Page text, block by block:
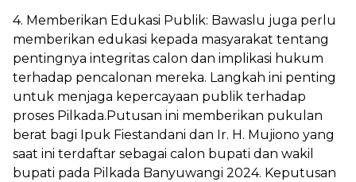
4. Memberikan Edukasi Publik: Bawaslu juga perlu
memberikan edukasi kepada masyarakat tentang
pentingnya integritas calon dan implikasi hukum
terhadap pencalonan mereka. Langkah ini penting
untuk menjaga kepercayaan publik terhadap
proses Pilkada.Putusan ini memberikan pukulan
berat bagi Ipuk Fiestandani dan Ir. H. Mujiono yang
saat ini terdaftar sebagai calon bupati dan wakil
bupati pada Pilkada Banyuwangi 2024. Keputusan